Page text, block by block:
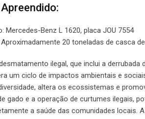
Mercedes-Benz L 1620, placa JOU 7554
Aproximadamente 20 toneladas de casca
ilegal, que inclui a
um ciclo de impactos ambientais e
altera os ecossistemas e
gado e a operação de curtumes ilegais,
a saúde das comunidades locais.